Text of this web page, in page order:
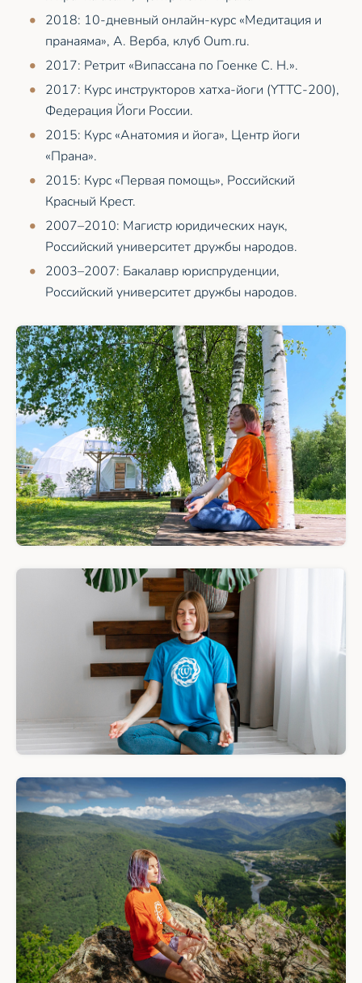
2018: 10-дневный онлайн-курс «Медитация и
пранаяма», А. Верба, клуб Oum.ru.
2017: Ретрит «Випассана по Гоенке С. Н.».
2017: Курс инструкторов хатха-йоги (YTTC-200),
Федерация Йоги России.
2015: Курс «Анатомия и йога», Центр йоги
«Прана».
2015: Курс «Первая помощь», Российский
Красный Крест.
2007–2010: Магистр юридических наук,
Российский университет дружбы народов.
2003–2007: Бакалавр юриспруденции,
Российский университет дружбы народов.